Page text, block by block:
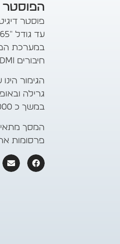
הפוסטר
במערכת
חיבורים USB ,HDMI, מערכת טאץ ועוד…
הגימור
במשך כ 50000 שעות.
המסך
פרסומות